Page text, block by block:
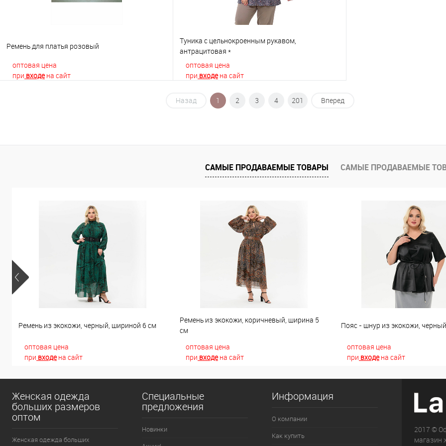
Ремень для платья розовый
оптовая цена
при входена сайт
В избранное
В наличии
Туника с цельнокроенным рукавом,
антрацитовая *
оптовая цена
при входена сайт
В корзину
В избранное
В наличии
Назад 1 2 3 4 201 Вперед
САМЫЕ ПРОДАВАЕМЫЕ ТОВАРЫ САМЫЕ ПРОДАВАЕМЫЕ
Ремень из экокожи, черный, шириной 6 см
оптовая цена
при входена сайт
Ремень из экокожи, коричневый, ширина 5
см
оптовая цена
при входена сайт
Пояс - шнур из экокожи, черный
оптовая цена
при входена сайт
Женская одежда
больших размеров
оптом
Женская одежда больших
Специальные
предложения
Новинки
Информация
О компании
Как купить
2017 ©
магазин